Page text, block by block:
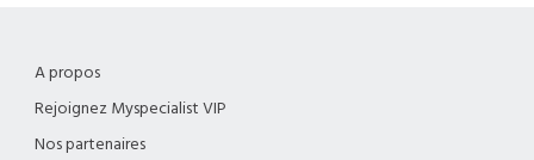
A propos
Rejoignez Myspecialist VIP
Nos partenaires